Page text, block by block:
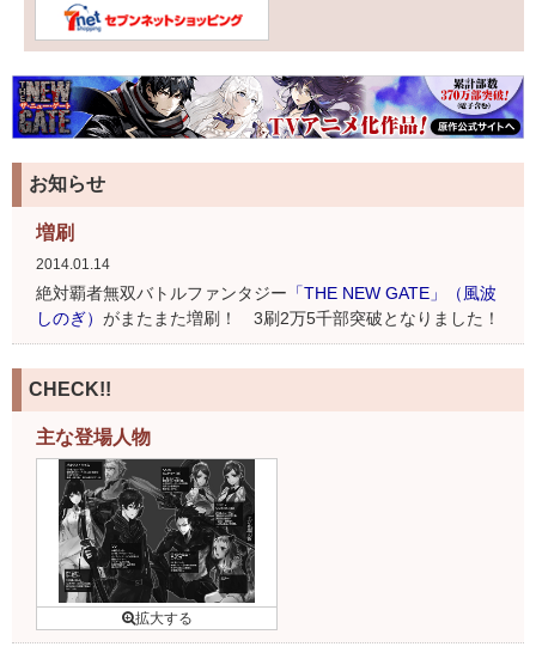
お知らせ
増刷
2014.01.14
絶対覇者無双バトルファンタジー 「THE NEW GATE」（風波
しのぎ） がまたまた増刷！ 3刷2万5千部突破となりました！
CHECK!!
主な登場人物